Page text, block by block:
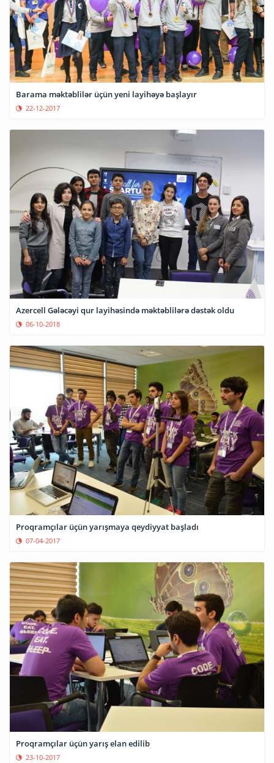
Barama məktəblilər üçün yeni layihəyə başlayır
22-12-2017
Azercell Gələcəyi qur layihəsində məktəblilərə dəstək oldu
06-10-2018
Proqramçılar üçün yarışmaya qeydiyyat başladı
07-04-2017
Proqramçılar üçün yarış elan edilib
23-10-2017